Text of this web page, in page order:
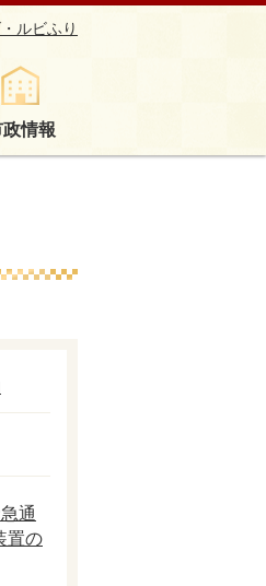
ルビふり
情報
通
置の